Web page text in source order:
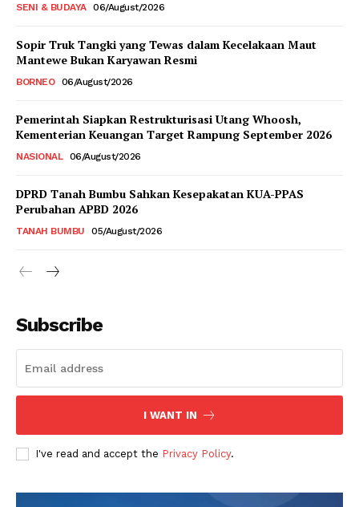
SENI & BUDAYA 06/August/2026
Sopir Truk Tangki yang Tewas dalam Kecelakaan Maut
Mantewe Bukan Karyawan Resmi
BORNEO 06/August/2026
Pemerintah Siapkan Restrukturisasi Utang Whoosh,
Kementerian Keuangan Target Rampung September 2026
NASIONAL 06/August/2026
DPRD Tanah Bumbu Sahkan Kesepakatan KUA-PPAS
Perubahan APBD 2026
TANAH BUMBU 05/August/2026
Subscribe
I WANT IN
I've read and accept the Privacy Policy.